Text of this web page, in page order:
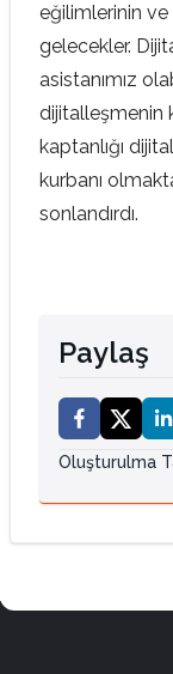
eğilimlerinin ve
gelecekler.
asistanımız
dijitalleşmenin
kaptanlığı
kurbanı
sonlandırdı.
Paylaş
Oluşturulma